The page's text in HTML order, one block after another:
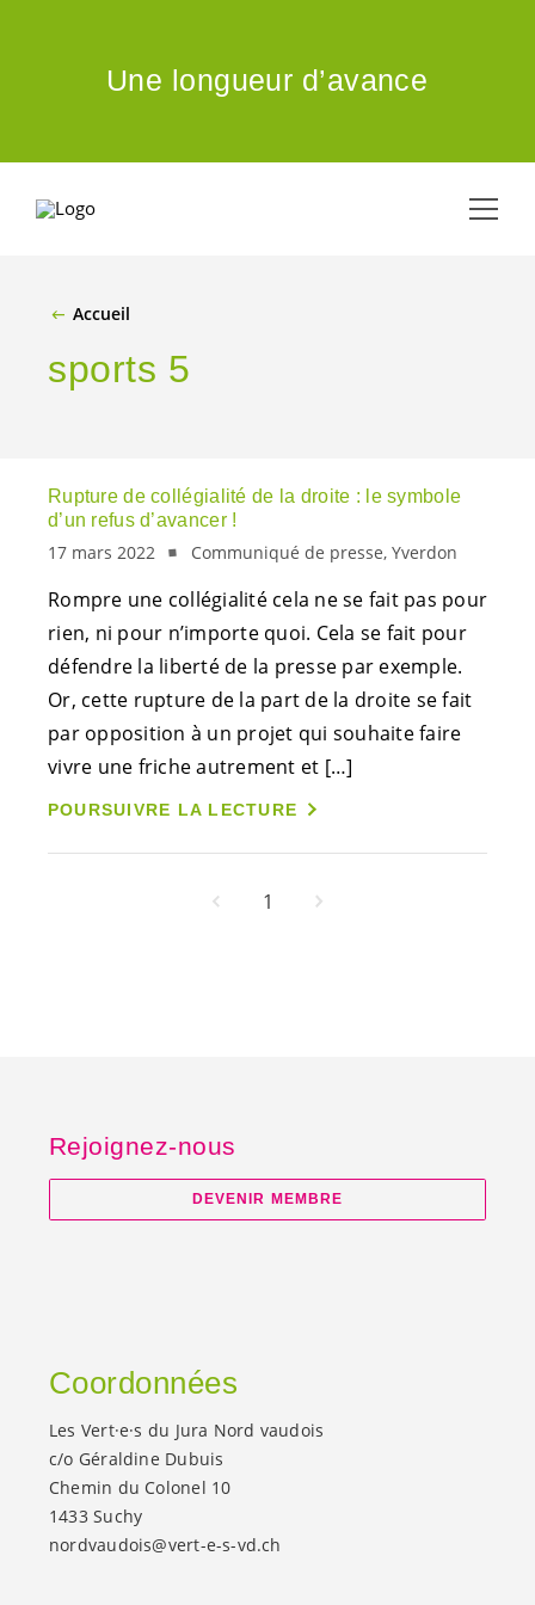
Une longueur d’avance
Accueil
sports 5
Rupture de collégialité de la droite : le symbole
d’un refus d’avancer !
17 mars 2022 Communiqué de presse, Yverdon
Rompre une collégialité cela ne se fait pas pour
rien, ni pour n’importe quoi. Cela se fait pour
défendre la liberté de la presse par exemple.
Or, cette rupture de la part de la droite se fait
par opposition à un projet qui souhaite faire
vivre une friche autrement et […]
POURSUIVRE LA LECTURE
1
Rejoignez-nous
DEVENIR MEMBRE
Coordonnées
Les Vert·e·s du Jura Nord vaudois
c/o Géraldine Dubuis
Chemin du Colonel 10
1433 Suchy
nordvaudois@vert-e-s-vd.ch